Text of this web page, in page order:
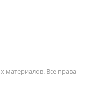
материалов. Все права